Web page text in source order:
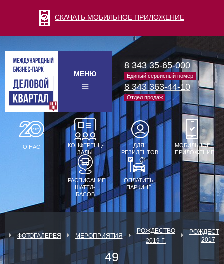
СКАЧАТЬ МОБИЛЬНОЕ ПРИЛОЖЕНИЕ
МЕНЮ
8 343 35-65-000
Единый сервисный номер
8 343 363-44-10
Отдел продаж
О НАС
КОНФЕРЕНЦ-
ЗАЛЫ
ДЛЯ
РЕЗИДЕНТОВ
МОБИЛЬНОЕ
ПРИЛОЖЕНИЕ
РАСПИСАНИЕ
ШАТТЛ-
БАСОВ
ОПЛАТИТЬ
ПАРКИНГ
ФОТОГАЛЕРЕЯ МЕРОПРИЯТИЯ
РОЖДЕСТВО
2019 Г.
2017
49